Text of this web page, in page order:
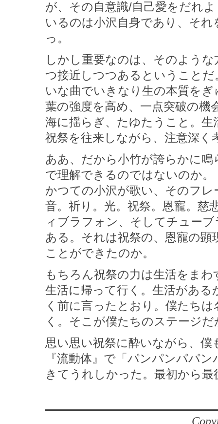
が、その自意識/自己愛をだれ
いるのは小沢自身であり、そ
っ。
しかし重要なのは、そのよう
つ接近しつつあるということ
いな曲でいきなり生の本質を
葉の強度を高め、一点突破の
海に揺らぎ、たゆたうこと。
祝祭を往来しながら、注意深
ああ、だから小竹が誇らかに
で理解できるのではないのか
かつての小沢が歌い、そのフ
音。祈り。光。祝祭。恩寵。慈
ィブラフォン、そしてチュー
ある。それは祝祭の、恩寵の
ことができたのか。
もちろん祝祭の力は生活をま
生活に帰って行く。生活があ
く前に言ったとおり。僕たち
く。そこが僕たちのステージだ
思い思い祝祭に酔いながら、
『流動体』で「パンパンパパ
きてうれしかった。最初から